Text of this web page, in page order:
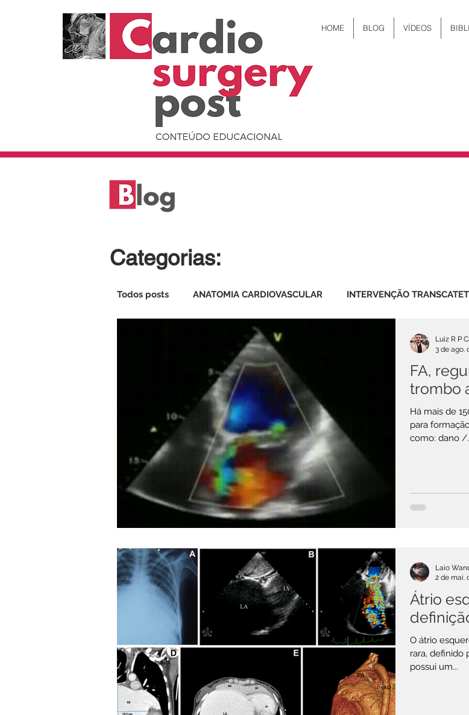
HOME BLOG VÍDEOS
Categorias:
Todos posts ANATOMIA CARDIOVASCULAR INTERVENÇÃO
CARDIOPATIA CONGÊNITA DOENÇA CORONARIANA VALVA
VALVA MITRAL VALVA TRICÚSPIDE DOENÇAS DA AORTA
CIRCULAÇÃO EXTRACORPÓREA ASSISTÊNCIA CIRCULATÓRIA
CASOS CLÍNICOS QUIZ CSP MEDICINA BASEADA EM EVIDÊNCIAS
MARCAPASSO & DCEI CSP ACADÊMICO GESTÃO EM SAÚDE
ESTUDOS & TRIALS MISCELÂNEA EDITORIAL DO CIRURGIÃO
LITERATURA & CRÔNICAS CIRÚRGICAS ÁREA DO PACIENTE
FA,
trombo
Há mais de
para
como: dano /
Luiz R P
3 de ago.
Átrio
O átrio
rara, definido
possui um...
Laio
2 de mai.